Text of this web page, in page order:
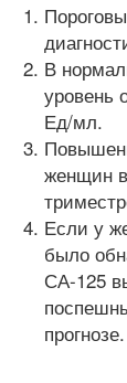
В
уровень
Ед/мл.
женщин
Если у
было
СА-125
прогнозе.